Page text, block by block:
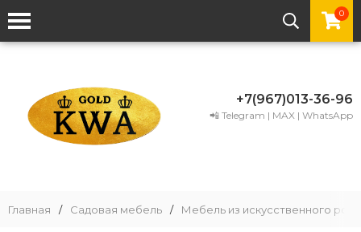
0
+7(967)013-36-96
📲 Telegram | MAX | WhatsApp
Главная / Садовая мебель / Мебель из искусственного